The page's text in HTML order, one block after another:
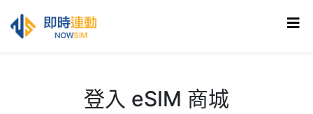
登入 eSIM 商城